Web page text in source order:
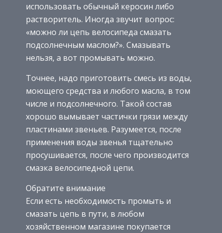
использовать обычный керосин либо
растворитель. Иногда звучит вопрос:
«можно ли цепь велосипеда смазать
подсолнечным маслом?». Смазывать
нельзя, а вот промывать можно.
Точнее, надо приготовить смесь из воды,
моющего средства и любого масла, в том
числе и подсолнечного. Такой состав
хорошо вымывает частички грязи между
пластинами звеньев. Разумеется, после
применения воды звенья тщательно
просушивается, после чего производится
смазка велосипедной цепи.
Обратите внимание
Если есть необходимость промыть и
смазать цепь в пути, в любом
хозяйственном магазине покупается